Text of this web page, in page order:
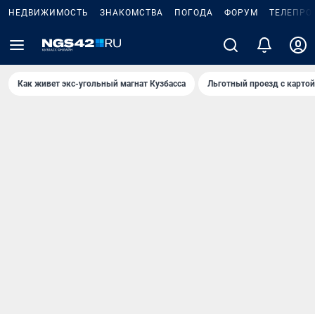
НЕДВИЖИМОСТЬ ЗНАКОМСТВА ПОГОДА ФОРУМ
Как живет экс-угольный магнат Кузбасса Льготный проезд с